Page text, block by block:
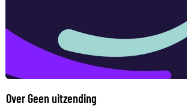
Over Geen uitzending